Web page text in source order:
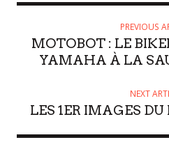
PREVIOUS
MOTOBOT : LE
YAMAHA À LA
NEXT
LES 1ER IMAGES